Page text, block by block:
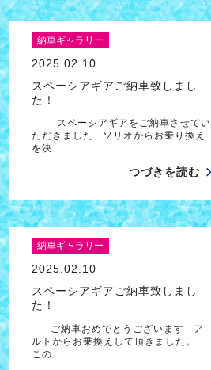
納車ギャラリー
2025.02.10
スペーシアギアご納車致しまし
た！
スペーシアギアをご納車させてい
ただきました ソリオからお乗り換え
を決…
つづきを読む
納車ギャラリー
2025.02.10
スペーシアギアご納車致しまし
た！
ご納車おめでとうございます ア
ルトからお乗換えして頂きました。
この…